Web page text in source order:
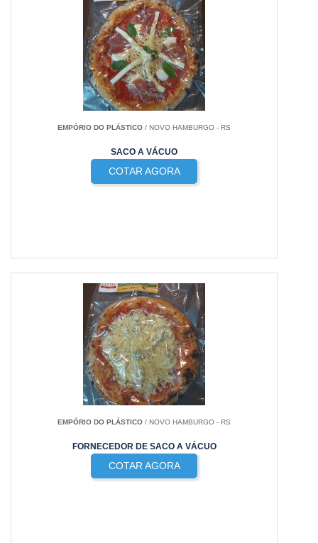
EMPÓRIO DO PLÁSTICO / NOVO HAMBURGO - RS
SACO A VÁCUO
COTAR AGORA
EMPÓRIO DO PLÁSTICO / NOVO HAMBURGO - RS
FORNECEDOR DE SACO A VÁCUO
COTAR AGORA